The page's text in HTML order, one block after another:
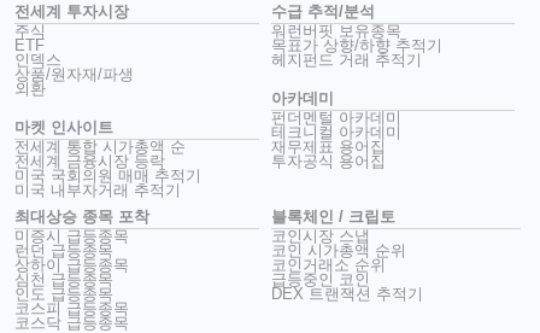
전세계 투자시장
주식
ETF
인덱스
상품/원자재/파생
외환
마켓 인사이트
전세계 통합 시가총액 순
전세계 금융시장 등락
미국 국회의원 매매 추적기
미국 내부자거래 추적기
수급 추적/분석
워런버핏 보유종목
목표가 상향/하향 추적기
헤지펀드 거래 추적기
아카데미
펀더멘털 아카데미
테크니컬 아카데미
재무제표 용어집
투자공식 용어집
최대상승 종목 포착
미증시 급등종목
런던 급등종목
상하이 급등종목
심천 급등종목
인도 급등종목
코스피 급등종목
코스닥 급등종목
블록체인 / 크립토
코인시장 스냅
코인 시가총액 순위
코인거래소 순위
급등중인 코인
DEX 트랜잭션 추적기